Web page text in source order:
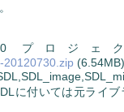
2010 プロジ
20120730.zip (6.54MB)
に付いては元ライ